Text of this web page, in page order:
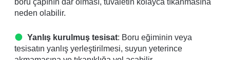
boru çapının dar olması, tuvaletin kolayca tıkanmasına
neden olabilir.
Yanlış kurulmuş tesisat: Boru eğiminin veya
tesisatın yanlış yerleştirilmesi, suyun yeterince